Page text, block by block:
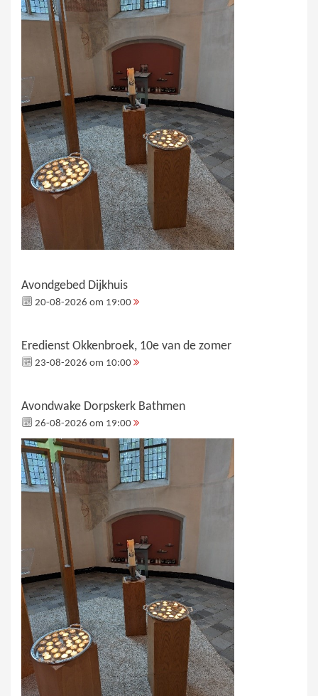
Avondgebed Dijkhuis
20-08-2026 om 19:00
Eredienst Okkenbroek, 10e van de zomer
23-08-2026 om 10:00
Avondwake Dorpskerk Bathmen
26-08-2026 om 19:00